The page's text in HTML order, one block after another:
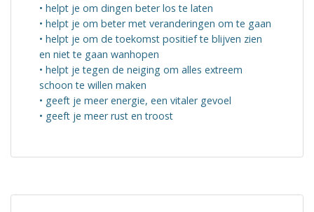
• helpt je om dingen beter los te laten
• helpt je om beter met veranderingen om te gaan
• helpt je om de toekomst positief te blijven zien
en niet te gaan wanhopen
• helpt je tegen de neiging om alles extreem
schoon te willen maken
• geeft je meer energie, een vitaler gevoel
• geeft je meer rust en troost